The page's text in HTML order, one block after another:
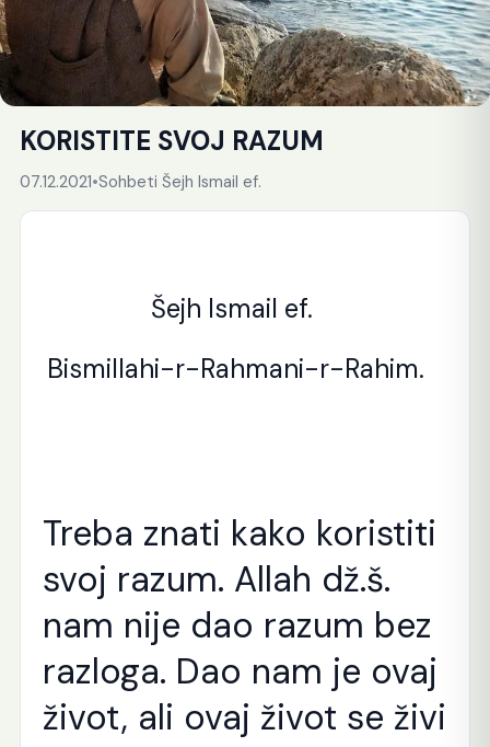
KORISTITE SVOJ RAZUM
07.12.2021•Sohbeti Šejh Ismail ef.
Šejh Ismail ef.
Bismillahi-r-Rahmani-r-Rahim.
Treba znati kako koristiti
svoj razum. Allah dž.š.
nam nije dao razum bez
razloga. Dao nam je ovaj
život, ali ovaj život se živi